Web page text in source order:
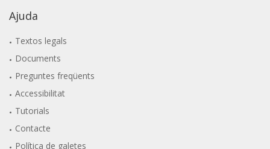
Ajuda
Textos legals
Documents
Preguntes freqüents
Accessibilitat
Tutorials
Contacte
Política de galetes